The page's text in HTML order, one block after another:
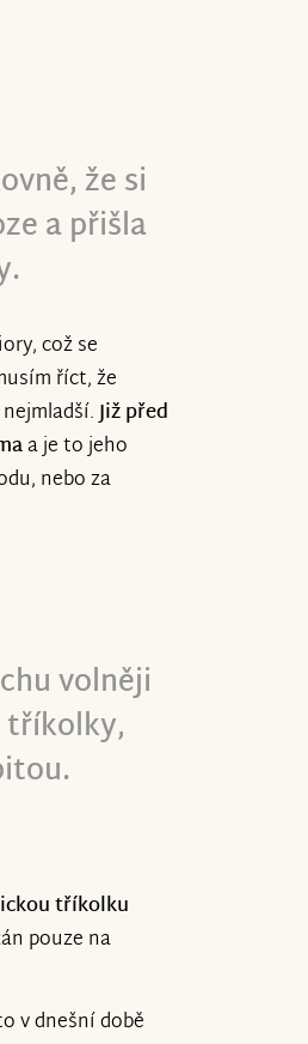
že si
a přišla
což se
říct, že
Již před
a je to jeho
nebo za
volněji
tříkolky,
tříkolku
pouze na
v dnešní době